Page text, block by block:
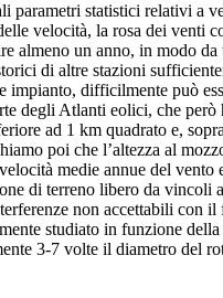
statistici relativi a
velocità, la rosa dei venti
almeno un anno, in modo
di altre stazioni
impianto, difficilmente può
degli Atlanti eolici, che
ad 1 km quadrato e,
poi che l’altezza al
medie annue del
di terreno libero da
non accettabili con
studiato in funzione
3-7 volte il diametro del